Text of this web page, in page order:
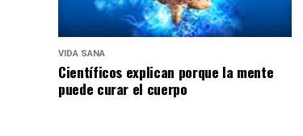
VIDA SANA
Científicos explican porque la mente
puede curar el cuerpo